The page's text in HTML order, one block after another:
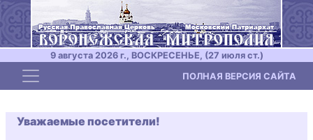
9 августа 2026 г., ВОСКРЕСЕНЬЕ, (27 июля ст.)
Toggle navigation ПОЛНАЯ ВЕРСИЯ САЙТА
Уважаемые посетители!